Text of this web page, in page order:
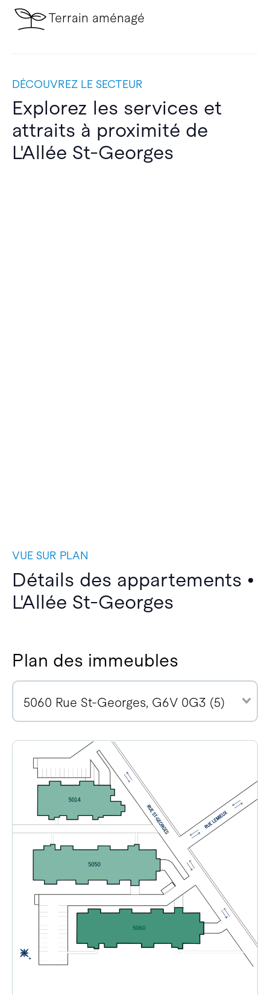
Terrain aménagé
DÉCOUVREZ LE SECTEUR
Explorez les services et
attraits à proximité de
L'Allée St-Georges
VUE SUR PLAN
Détails des appartements •
L'Allée St-Georges
Plan des immeubles
5060 Rue St-Georges, G6V 0G3 (5)